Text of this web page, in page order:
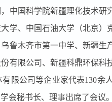
中国科学院新疆理化技术
学、中国石油大学（北京
鲁木齐市第一中学、新疆
有限公司、新疆科鼎环保
限公司等企业家代表130
会秘书长、理事出席了会议。